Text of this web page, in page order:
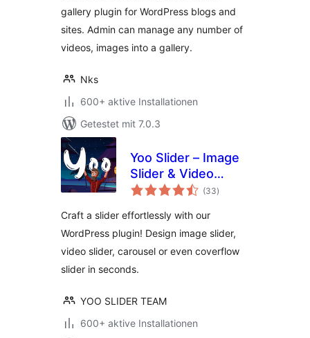
gallery plugin for WordPress blogs and
sites. Admin can manage any number of
videos, images into a gallery.
Nks
600+ aktive Installationen
Getestet mit 7.0.3
Yoo Slider – Image
Slider & Video
Slider
(33Bewertungen
insgesamt
)
Craft a slider effortlessly with our
WordPress plugin! Design image slider,
video slider, carousel or even coverflow
slider in seconds.
YOO SLIDER TEAM
600+ aktive Installationen